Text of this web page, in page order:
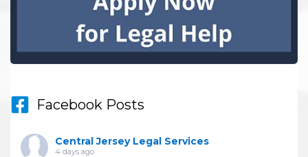
Facebook Posts
Central Jersey Legal Services
4 days ago